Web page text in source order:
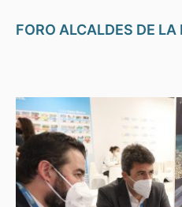
FORO ALCALDES DE